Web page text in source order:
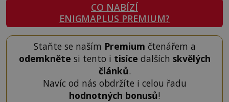
CO NABÍZÍ
ENIGMAPLUS PREMIUM?
Staňte se naším Premium čtenářem a
odemkněte si tento i tisíce dalších skvělých
článků.
Navíc od nás obdržíte i celou řadu
hodnotných bonusů!